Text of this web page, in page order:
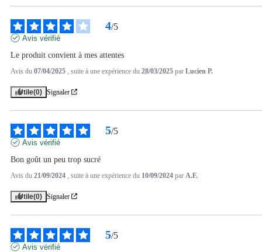
4/5
Avis vérifié
Le produit convient à mes attentes
Avis du 07/04/2025 , suite à une expérience du 28/03/2025 par Lucien P.
Utile(0) Signaler
5/5
Avis vérifié
Bon goût un peu trop sucré
Avis du 21/09/2024 , suite à une expérience du 10/09/2024 par A.F.
Utile(0) Signaler
5/5
Avis vérifié